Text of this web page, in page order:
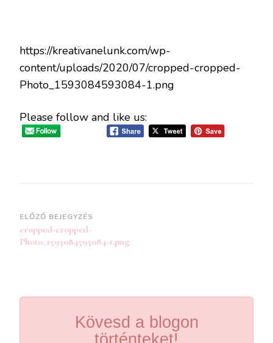
https://kreativanelunk.com/wp-
content/uploads/2020/07/cropped-cropped-
Photo_1593084593084-1.png
Please follow and like us:
Bejegyzések
navigációja
ELŐZŐ BEJEGYZÉS
cropped-cropped-
Photo_1593084593084-1.png
Kövesd a blogon
történteket!